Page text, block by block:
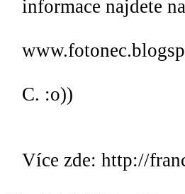
informace najdete
C. :o))
Více zde: http://